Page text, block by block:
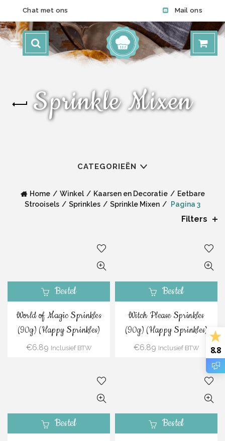
Chat met ons Mail ons
Sprinkle Mixen
CATEGORIEËN
Home Winkel Kaarsen en Decoratie
Eetbare
Strooisels
Sprinkles Sprinkle Mixen Pagina 3
Filters
Bestel
World of Magic Sprinkles
(90g) (Happy Sprinkles)
€6.89 Inclusief BTW
Bestel
Witch Please Sprinkles
(90g) (Happy Sprinkles)
€6.89 Inclusief BTW
Bestel Bestel
8.8